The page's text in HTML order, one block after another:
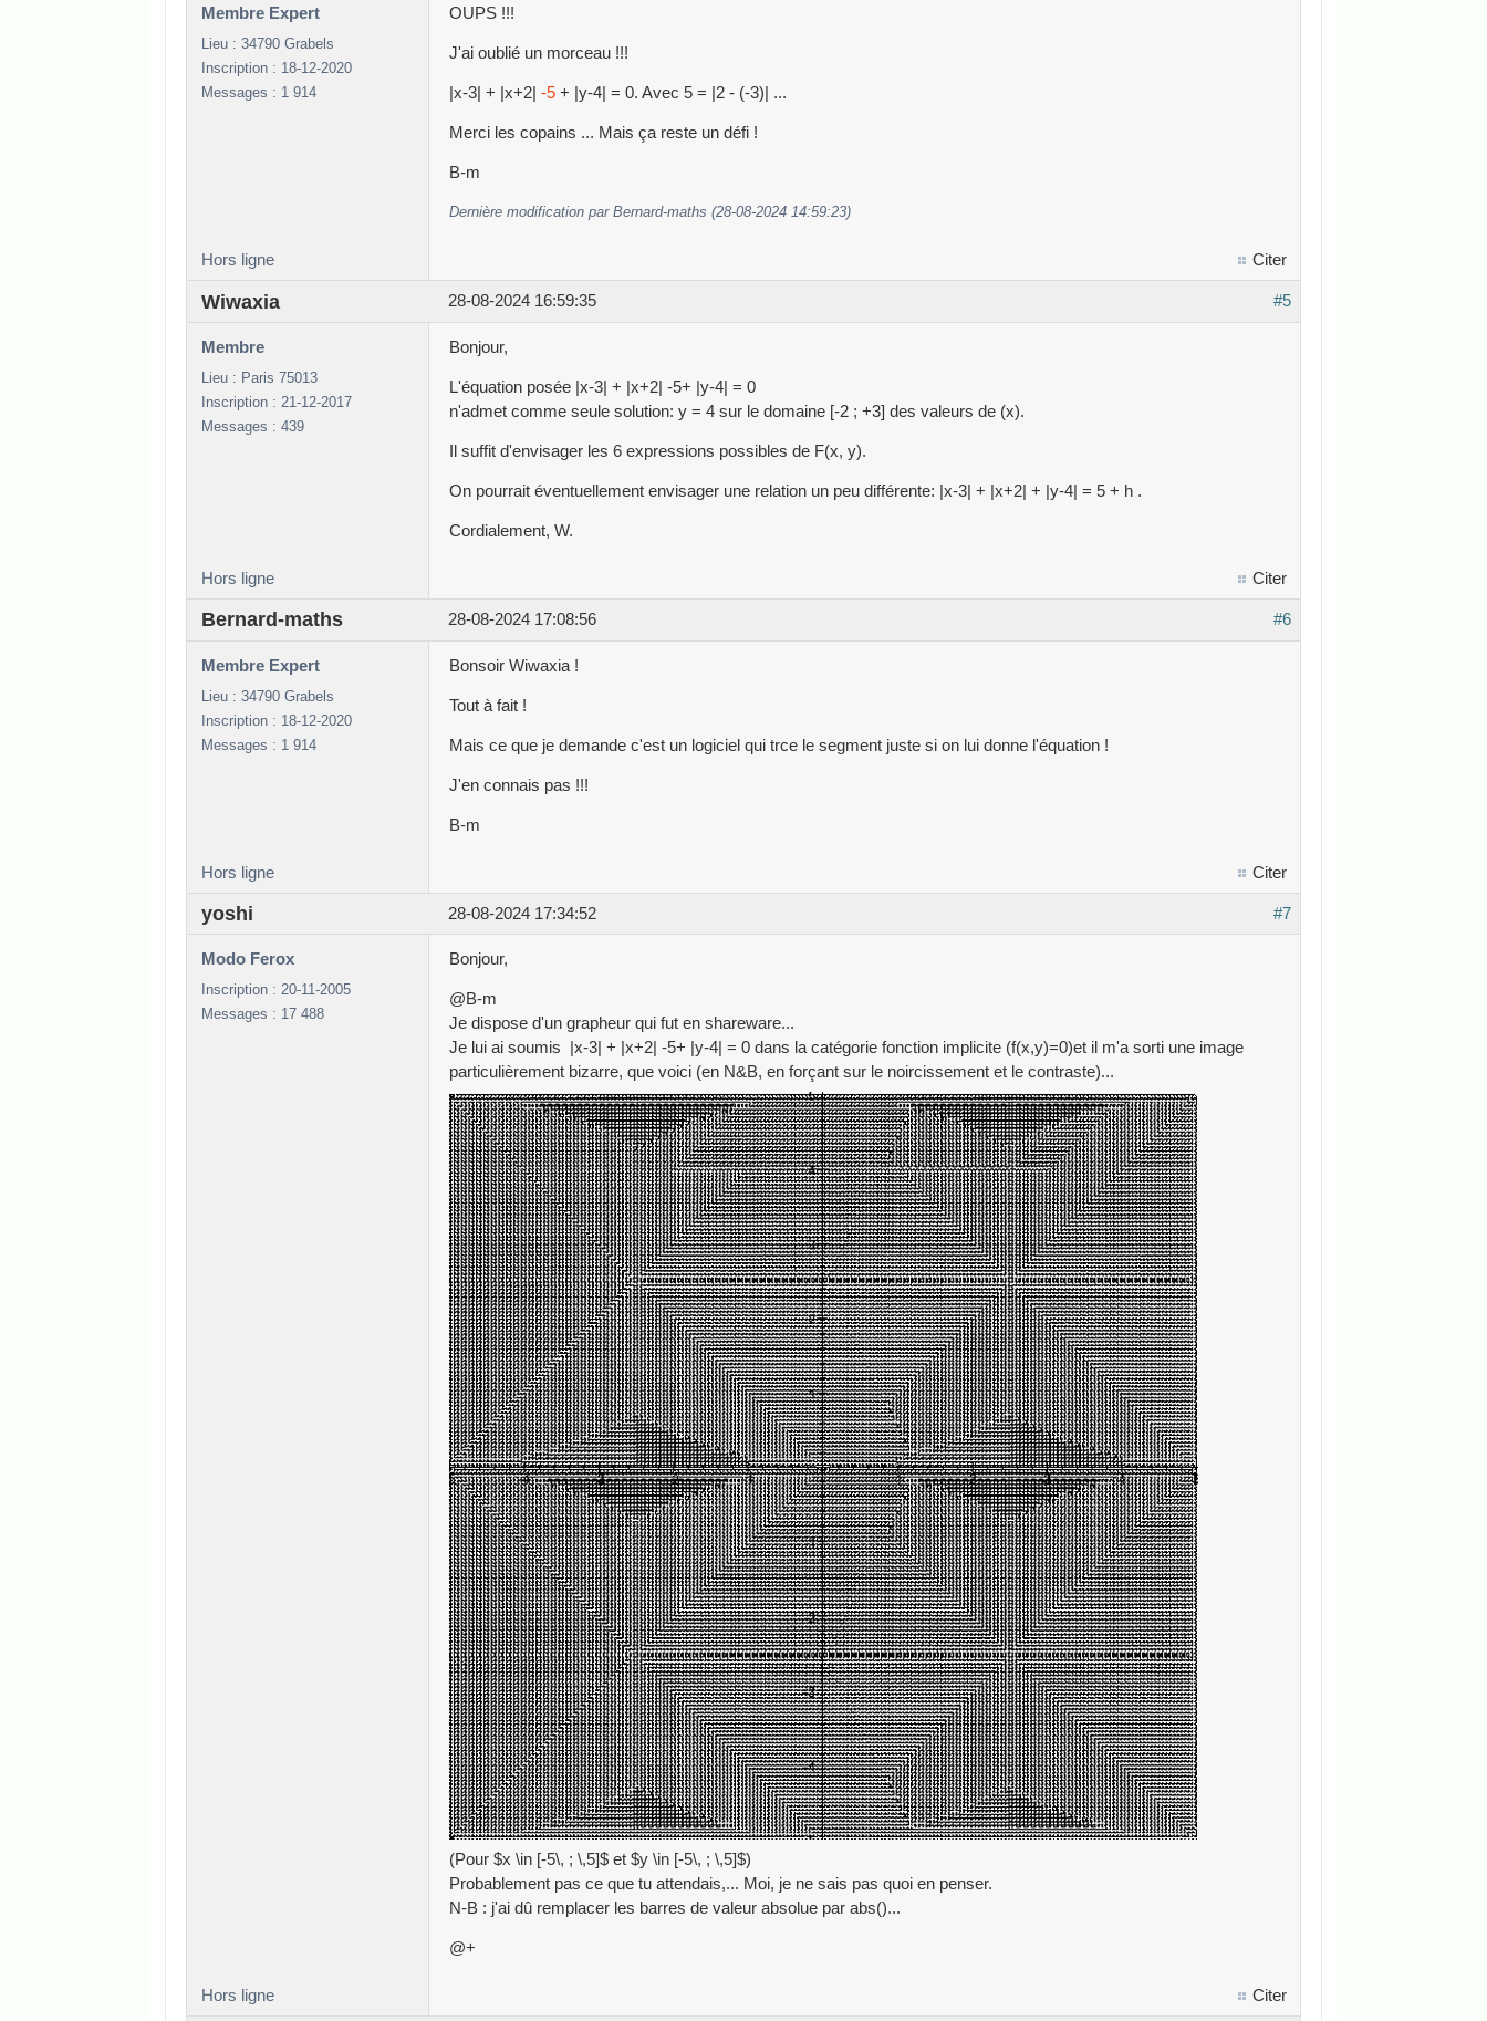
Membre Expert
Lieu : 34790 Grabels
Inscription : 18-12-2020
Messages : 1 914
OUPS !!!
J'ai oublié un morceau !!!
|x-3| + |x+2| -5 + |y-4| = 0. Avec 5 = |2 - (-3)| ...
Merci les copains ... Mais ça reste un défi !
B-m
Dernière modification par Bernard-maths (28-08-2024 14:59:23)
Hors ligne Citer
#5
28-08-2024 16:59:35
Wiwaxia
Membre
Lieu : Paris 75013
Inscription : 21-12-2017
Messages : 439
Bonjour,
L'équation posée |x-3| + |x+2| -5+ |y-4| = 0
n'admet comme seule solution: y = 4 sur le domaine [-2 ; +3] des valeurs de (x).
Il suffit d'envisager les 6 expressions possibles de F(x, y).
On pourrait éventuellement envisager une relation un peu différente: |x-3| + |x+2| + |y-4| = 5 + h .
Cordialement, W.
Hors ligne Citer
#6
28-08-2024 17:08:56
Bernard-maths
Membre Expert
Lieu : 34790 Grabels
Inscription : 18-12-2020
Messages : 1 914
Bonsoir Wiwaxia !
Tout à fait !
Mais ce que je demande c'est un logiciel qui trce le segment juste si on lui donne l'équation !
J'en connais pas !!!
B-m
Hors ligne Citer
#7
28-08-2024 17:34:52
yoshi
Modo Ferox
Inscription : 20-11-2005
Messages : 17 488
Bonjour,
@B-m
Je dispose d'un grapheur qui fut en shareware...
Je lui ai soumis |x-3| + |x+2| -5+ |y-4| = 0 dans la catégorie fonction implicite (f(x,y)=0)et il m'a sorti une image
particulièrement bizarre, que voici (en N&B, en forçant sur le noircissement et le contraste)...
(Pour $x \in [-5\, ; \,5]$ et $y \in [-5\, ; \,5]$)
Probablement pas ce que tu attendais,... Moi, je ne sais pas quoi en penser.
N-B : j'ai dû remplacer les barres de valeur absolue par abs()...
@+
Hors ligne Citer